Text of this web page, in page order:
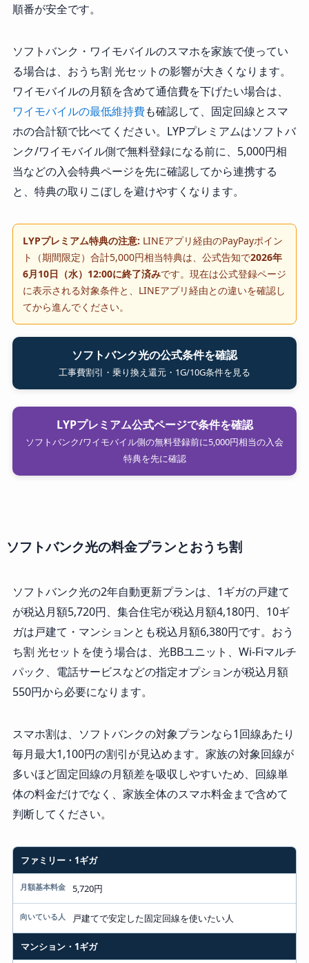
順番が安全です。
ソフトバンク・ワイモバイルのスマホを家族で使ってい
る場合は、おうち割 光セットの影響が大きくなります。
ワイモバイルの月額を含めて通信費を下げたい場合は、
ワイモバイルの最低維持費も確認して、固定回線とスマ
ホの合計額で比べてください。LYPプレミアムはソフトバ
ンク/ワイモバイル側で無料登録になる前に、5,000円相
当などの入会特典ページを先に確認してから連携する
と、特典の取りこぼしを避けやすくなります。
LYPプレミアム特典の注意: LINEアプリ経由のPayPayポイン
ト（期間限定）合計5,000円相当特典は、公式告知で2026年
6月10日（水）12:00に終了済みです。現在は公式登録ページ
に表示される対象条件と、LINEアプリ経由との違いを確認し
てから進んでください。
ソフトバンク光の公式条件を確認
工事費割引・乗り換え還元・1G/10G条件を見る
LYPプレミアム公式ページで条件を確認
ソフトバンク/ワイモバイル側の無料登録前に5,000円相当の入会
特典を先に確認
ソフトバンク光の料金プランとおうち割
ソフトバンク光の2年自動更新プランは、1ギガの戸建て
が税込月額5,720円、集合住宅が税込月額4,180円、10ギ
ガは戸建て・マンションとも税込月額6,380円です。おう
ち割 光セットを使う場合は、光BBユニット、Wi-Fiマルチ
パック、電話サービスなどの指定オプションが税込月額
550円から必要になります。
スマホ割は、ソフトバンクの対象プランなら1回線あたり
毎月最大1,100円の割引が見込めます。家族の対象回線が
多いほど固定回線の月額差を吸収しやすいため、回線単
体の料金だけでなく、家族全体のスマホ料金まで含めて
判断してください。
プラン
月額基本料金
向いている人
ファミリー・1ギガ
5,720円
戸建てで安定した固定回線を使いたい人
マンション・1ギガ